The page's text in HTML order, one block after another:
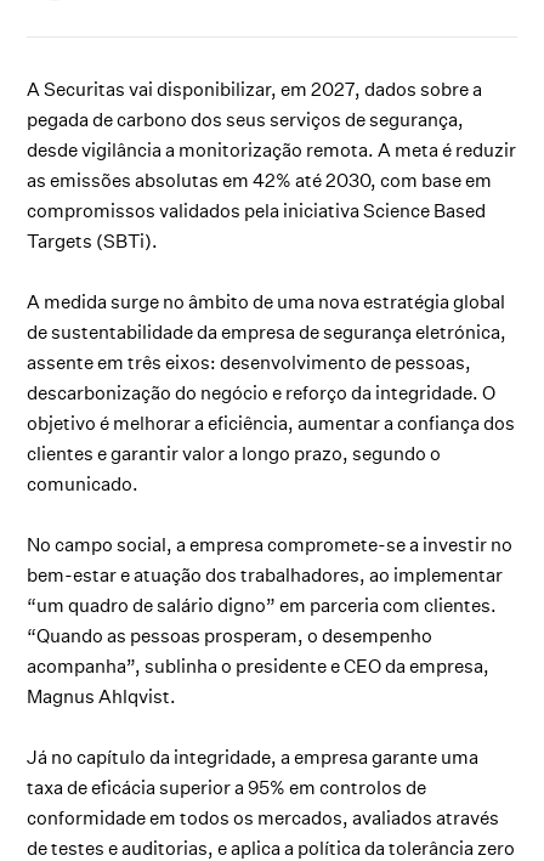
A Securitas vai disponibilizar, em 2027, dados sobre a
pegada de carbono dos seus serviços de segurança,
desde vigilância a monitorização remota. A meta é reduzir
as emissões absolutas em 42% até 2030, com base em
compromissos validados pela iniciativa Science Based
Targets (SBTi).
A medida surge no âmbito de uma nova estratégia global
de sustentabilidade da empresa de segurança eletrónica,
assente em três eixos: desenvolvimento de pessoas,
descarbonização do negócio e reforço da integridade. O
objetivo é melhorar a eficiência, aumentar a confiança dos
clientes e garantir valor a longo prazo, segundo o
comunicado.
No campo social, a empresa compromete-se a investir no
bem-estar e atuação dos trabalhadores, ao implementar
“um quadro de salário digno” em parceria com clientes.
“Quando as pessoas prosperam, o desempenho
acompanha”, sublinha o presidente e CEO da empresa,
Magnus Ahlqvist.
Já no capítulo da integridade, a empresa garante uma
taxa de eficácia superior a 95% em controlos de
conformidade em todos os mercados, avaliados através
de testes e auditorias, e aplica a política da tolerância zero